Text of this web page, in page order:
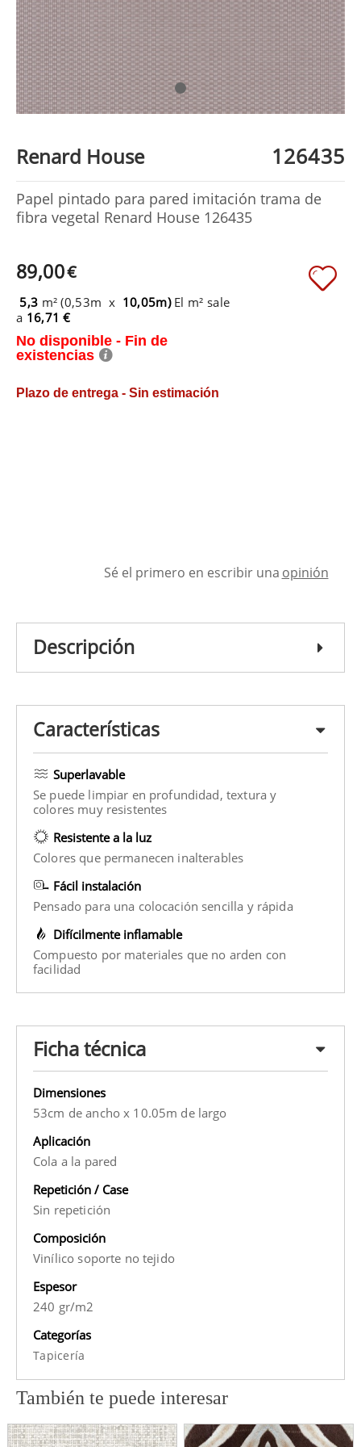
Renard House 126435
Papel pintado para pared imitación trama de
fibra vegetal Renard House 126435
89,00€
5,3 m² (0,53m x 10,05m) El m² sale
a 16,71 €
No disponible - Fin de
existencias
Plazo de entrega - Sin estimación
Sé el primero en escribir una opinión
Descripción
Características
Superlavable
Se puede limpiar en profundidad, textura y
colores muy resistentes
Resistente a la luz
Colores que permanecen inalterables
Fácil instalación
Pensado para una colocación sencilla y rápida
Difícilmente inflamable
Compuesto por materiales que no arden con
facilidad
Ficha técnica
Dimensiones
53cm de ancho x 10.05m de largo
Aplicación
Cola a la pared
Repetición / Case
Sin repetición
Composición
Vinílico soporte no tejido
Espesor
240 gr/m2
Categorías
Tapicería
También te puede interesar